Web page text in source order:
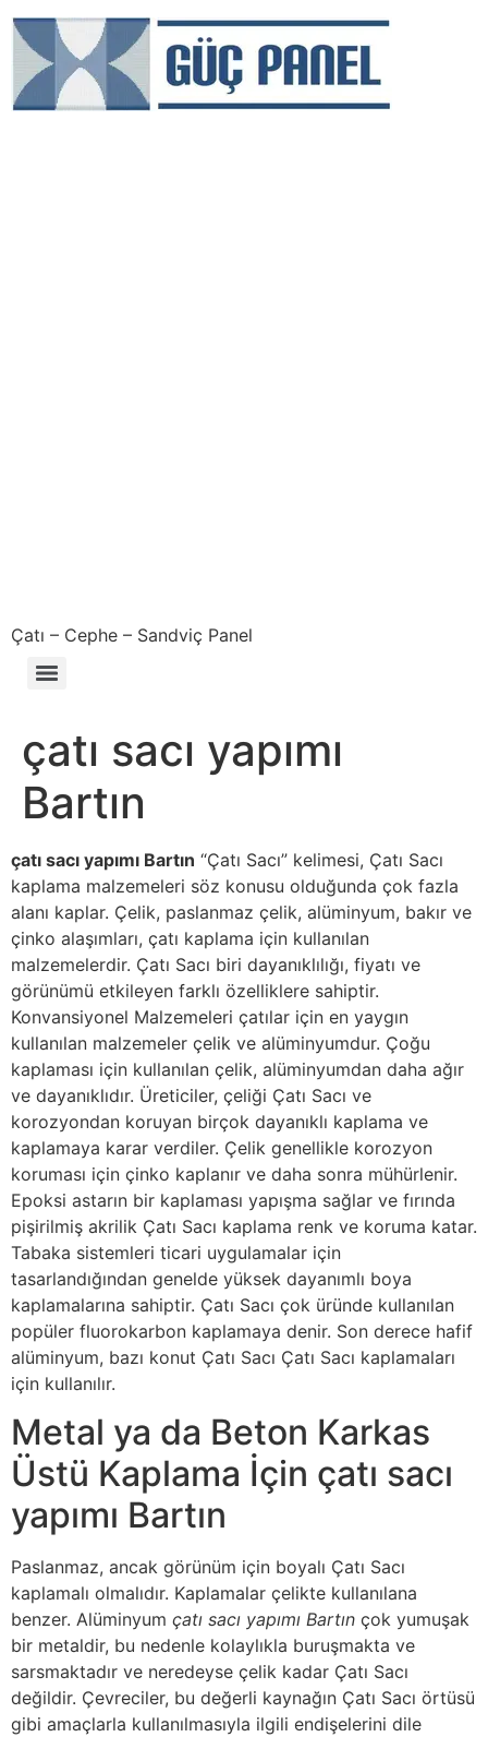
Çatı – Cephe – Sandviç Panel
çatı sacı yapımı
Bartın
çatı sacı yapımı Bartın “Çatı Sacı” kelimesi, Çatı Sacı
kaplama malzemeleri söz konusu olduğunda çok fazla
alanı kaplar. Çelik, paslanmaz çelik, alüminyum, bakır ve
çinko alaşımları, çatı kaplama için kullanılan
malzemelerdir. Çatı Sacı biri dayanıklılığı, fiyatı ve
görünümü etkileyen farklı özelliklere sahiptir.
Konvansiyonel Malzemeleri çatılar için en yaygın
kullanılan malzemeler çelik ve alüminyumdur. Çoğu
kaplaması için kullanılan çelik, alüminyumdan daha ağır
ve dayanıklıdır. Üreticiler, çeliği Çatı Sacı ve
korozyondan koruyan birçok dayanıklı kaplama ve
kaplamaya karar verdiler. Çelik genellikle korozyon
koruması için çinko kaplanır ve daha sonra mühürlenir.
Epoksi astarın bir kaplaması yapışma sağlar ve fırında
pişirilmiş akrilik Çatı Sacı kaplama renk ve koruma katar.
Tabaka sistemleri ticari uygulamalar için
tasarlandığından genelde yüksek dayanımlı boya
kaplamalarına sahiptir. Çatı Sacı çok üründe kullanılan
popüler fluorokarbon kaplamaya denir. Son derece hafif
alüminyum, bazı konut Çatı Sacı Çatı Sacı kaplamaları
için kullanılır.
Metal ya da Beton Karkas
Üstü Kaplama İçin çatı sacı
yapımı Bartın
Paslanmaz, ancak görünüm için boyalı Çatı Sacı
kaplamalı olmalıdır. Kaplamalar çelikte kullanılana
benzer. Alüminyum çatı sacı yapımı Bartın çok yumuşak
bir metaldir, bu nedenle kolaylıkla buruşmakta ve
sarsmaktadır ve neredeyse çelik kadar Çatı Sacı
değildir. Çevreciler, bu değerli kaynağın Çatı Sacı örtüsü
gibi amaçlarla kullanılmasıyla ilgili endişelerini dile